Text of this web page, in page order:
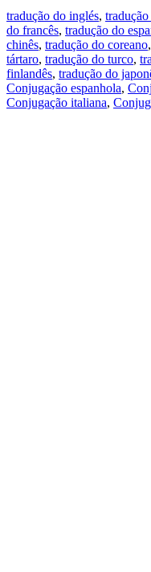
tradução do inglés,
do francês, tradução do
chinês, tradução do coreano,
tártaro, tradução do turco,
finlandês, tradução do
Conjugação espanhola,
Conjugação italiana,